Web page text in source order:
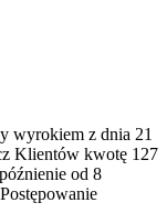
wyrokiem z dnia 21
Klientów kwotę 127
od 8